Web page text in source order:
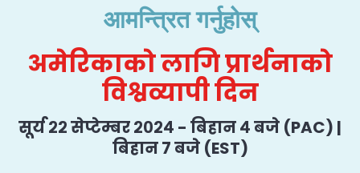
आमन्त्रित गर्नुहोस्
अमेरिकाको लागि प्रार्थनाको
विश्वव्यापी दिन
सूर्य २२ सेप्टेम्बर २०२४ - बिहान ४ बजे (PAC) |
बिहान ७ बजे (EST)